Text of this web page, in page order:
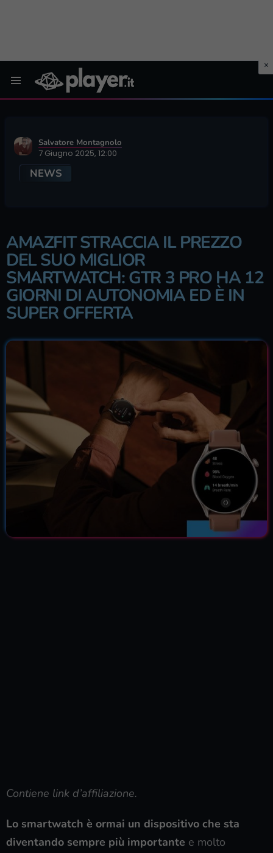
Salvatore Montagnolo
7 Giugno 2025, 12:00
NEWS
AMAZFIT STRACCIA IL PREZZO
DEL SUO MIGLIOR
SMARTWATCH: GTR 3 PRO HA 12
GIORNI DI AUTONOMIA ED È IN
SUPER OFFERTA
Contiene link d’affiliazione.
Lo smartwatch è ormai un dispositivo che sta
diventando sempre più importante e molto